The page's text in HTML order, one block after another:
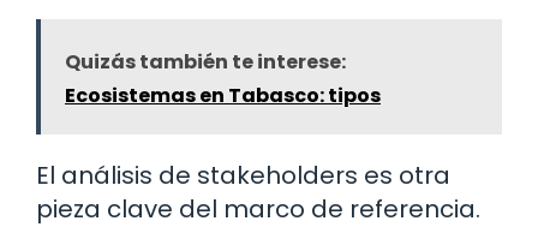
Quizás también te interese:
Ecosistemas en Tabasco: tipos
El análisis de stakeholders es otra
pieza clave del marco de referencia.